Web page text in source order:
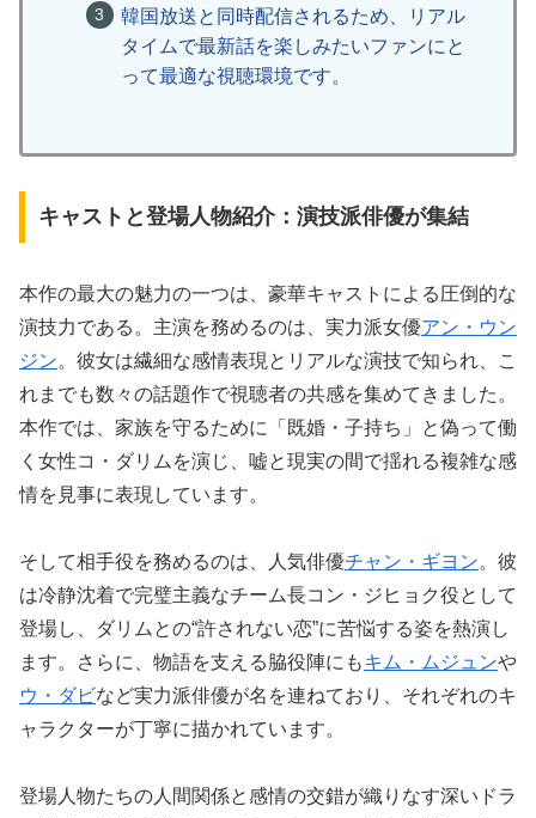
韓国放送と同時配信されるため、リアル
タイムで最新話を楽しみたいファンにと
って最適な視聴環境です。
キャストと登場人物紹介：演技派俳優が集結
本作の最大の魅力の一つは、豪華キャストによる圧倒的な
演技力である。主演を務めるのは、実力派女優アン・ウン
ジン。彼女は繊細な感情表現とリアルな演技で知られ、こ
れまでも数々の話題作で視聴者の共感を集めてきました。
本作では、家族を守るために「既婚・子持ち」と偽って働
く女性コ・ダリムを演じ、嘘と現実の間で揺れる複雑な感
情を見事に表現しています。
そして相手役を務めるのは、人気俳優チャン・ギヨン。彼
は冷静沈着で完璧主義なチーム長コン・ジヒョク役として
登場し、ダリムとの“許されない恋”に苦悩する姿を熱演し
ます。さらに、物語を支える脇役陣にもキム・ムジュンや
ウ・ダビなど実力派俳優が名を連ねており、それぞれのキ
ャラクターが丁寧に描かれています。
登場人物たちの人間関係と感情の交錯が織りなす深いドラ